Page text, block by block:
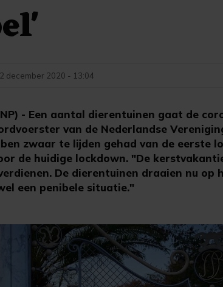
- Een aantal dierentuinen gaat de
van de Nederlandse
zwaar te lijden gehad van de eerste
de huidige lockdown. "De
De dierentuinen draaien nu op
een penibele situatie."
december 2020 - 13:04